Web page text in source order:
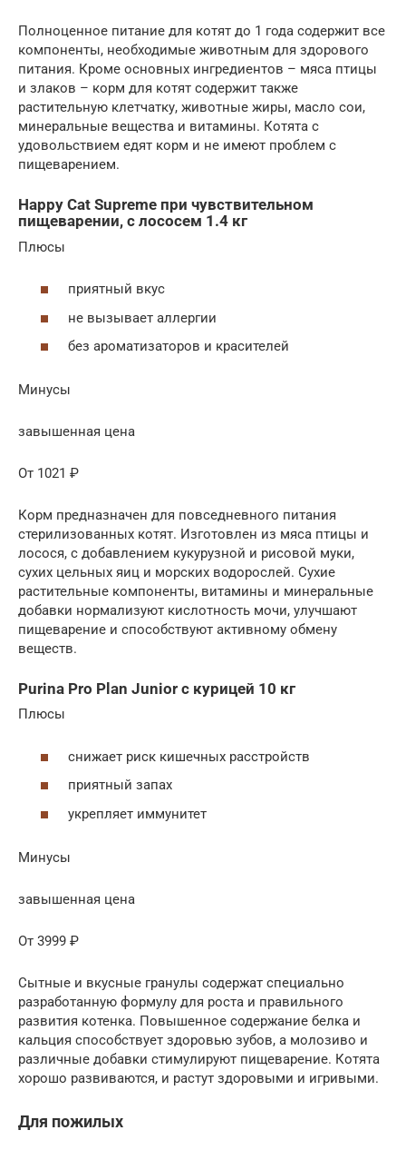
Полноценное питание для котят до 1 года содержит все
компоненты, необходимые животным для здорового
питания. Кроме основных ингредиентов – мяса птицы
и злаков – корм для котят содержит также
растительную клетчатку, животные жиры, масло сои,
минеральные вещества и витамины. Котята с
удовольствием едят корм и не имеют проблем с
пищеварением.
Happy Cat Supreme при чувствительном
пищеварении, с лососем 1.4 кг
Плюсы
приятный вкус
не вызывает аллергии
без ароматизаторов и красителей
Минусы
завышенная цена
От 1021 ₽
Корм предназначен для повседневного питания
стерилизованных котят. Изготовлен из мяса птицы и
лосося, с добавлением кукурузной и рисовой муки,
сухих цельных яиц и морских водорослей. Сухие
растительные компоненты, витамины и минеральные
добавки нормализуют кислотность мочи, улучшают
пищеварение и способствуют активному обмену
веществ.
Purina Pro Plan Junior с курицей 10 кг
Плюсы
снижает риск кишечных расстройств
приятный запах
укрепляет иммунитет
Минусы
завышенная цена
От 3999 ₽
Сытные и вкусные гранулы содержат специально
разработанную формулу для роста и правильного
развития котенка. Повышенное содержание белка и
кальция способствует здоровью зубов, а молозиво и
различные добавки стимулируют пищеварение. Котята
хорошо развиваются, и растут здоровыми и игривыми.
Для пожилых